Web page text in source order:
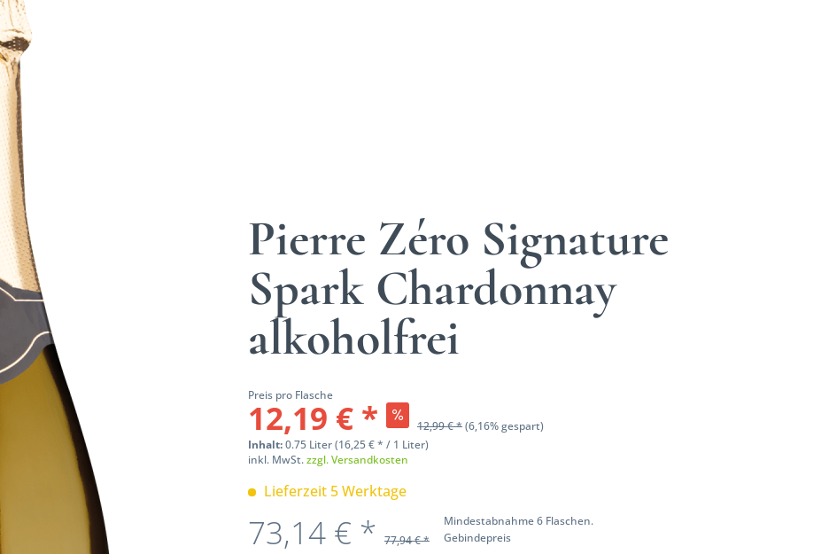
Pierre Zéro Signature
Spark Chardonnay
alkoholfrei
Preis pro Flasche
12,19 € * 12,99 € *(6,16% gespart)
Inhalt:0.75 Liter (16,25 € * / 1 Liter)
inkl. MwSt.zzgl. Versandkosten
Lieferzeit 5 Werktage
Mindestabnahme 6 Flaschen.
Gebindepreis
73,14 € * 77,94 € *